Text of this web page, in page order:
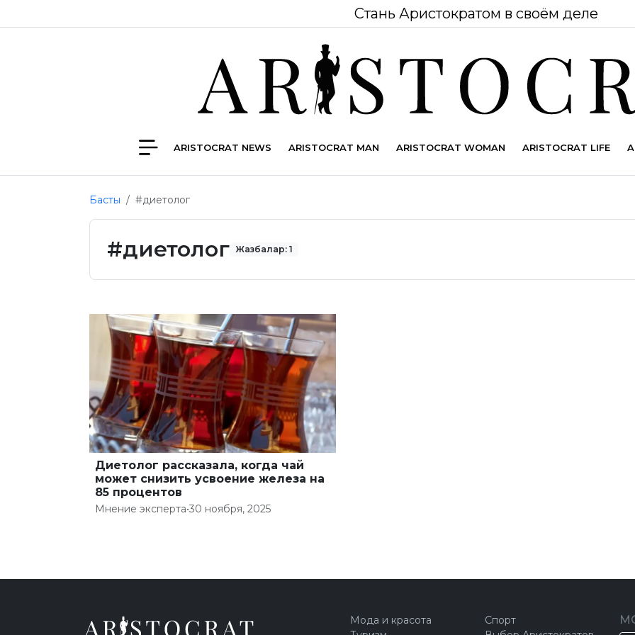
Стань Аристократом в своём деле
ARISTOCRAT NEWS ARISTOCRAT MAN ARISTOCRAT WOMAN ARISTOCRAT LIFE
Басты #диетолог
#диетолог Жазбалар: 1
Диетолог рассказала, когда чай
может снизить усвоение железа на
85 процентов
Мнение эксперта•30 ноября, 2025
Мода и красота
Спорт